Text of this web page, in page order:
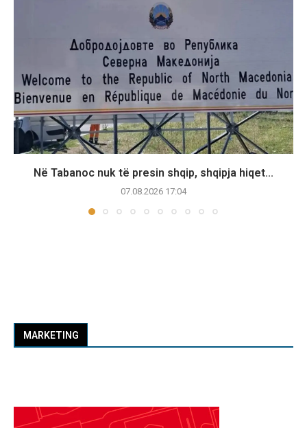
Në Tabanoc nuk të presin shqip, shqipja hiqet...
07.08.2026 17:04
MARKETING